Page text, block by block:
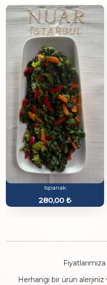
Ispanak
280,00 ₺
Herhangi bir ürün